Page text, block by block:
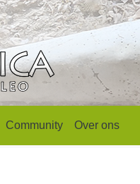
Community Over ons